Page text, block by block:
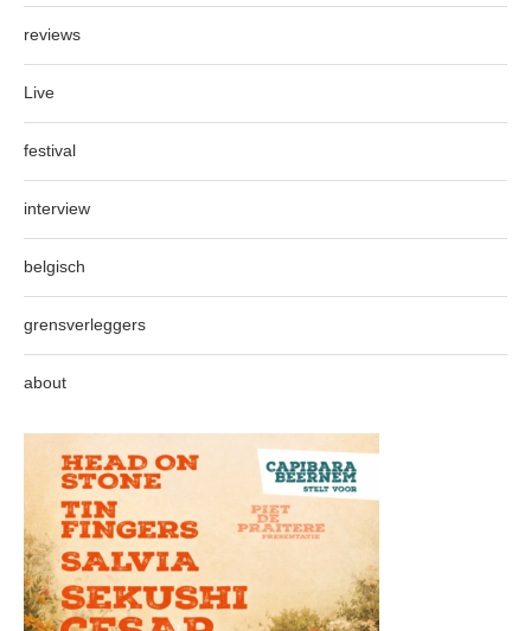
reviews
Live
festival
interview
belgisch
grensverleggers
about